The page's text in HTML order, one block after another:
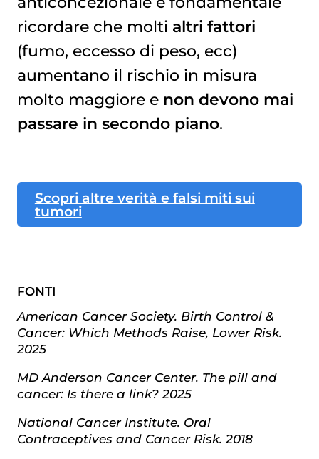
ricordare che molti altri fattori
(fumo, eccesso di peso, ecc)
aumentano il rischio in misura
molto maggiore e non devono mai
passare in secondo piano.
Scopri altre verità e falsi miti sui
tumori
FONTI
American Cancer Society. Birth Control &
Cancer: Which Methods Raise, Lower Risk.
2025
MD Anderson Cancer Center. The pill and
cancer: Is there a link? 2025
National Cancer Institute. Oral
Contraceptives and Cancer Risk. 2018